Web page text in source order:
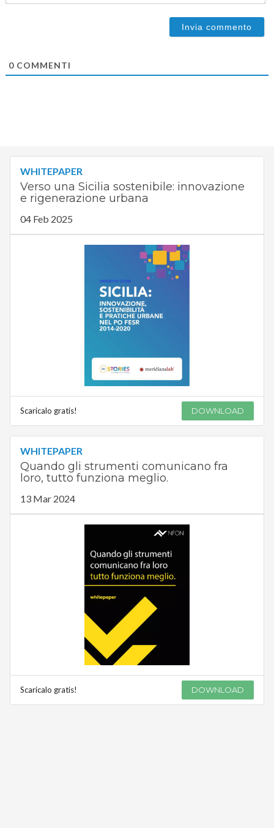
0COMMENTI
WHITEPAPER
Verso una Sicilia sostenibile: innovazione
e rigenerazione urbana
04 Feb 2025
Scaricalo gratis! DOWNLOAD
WHITEPAPER
Quando gli strumenti comunicano fra
loro, tutto funziona meglio.
13 Mar 2024
Scaricalo gratis! DOWNLOAD